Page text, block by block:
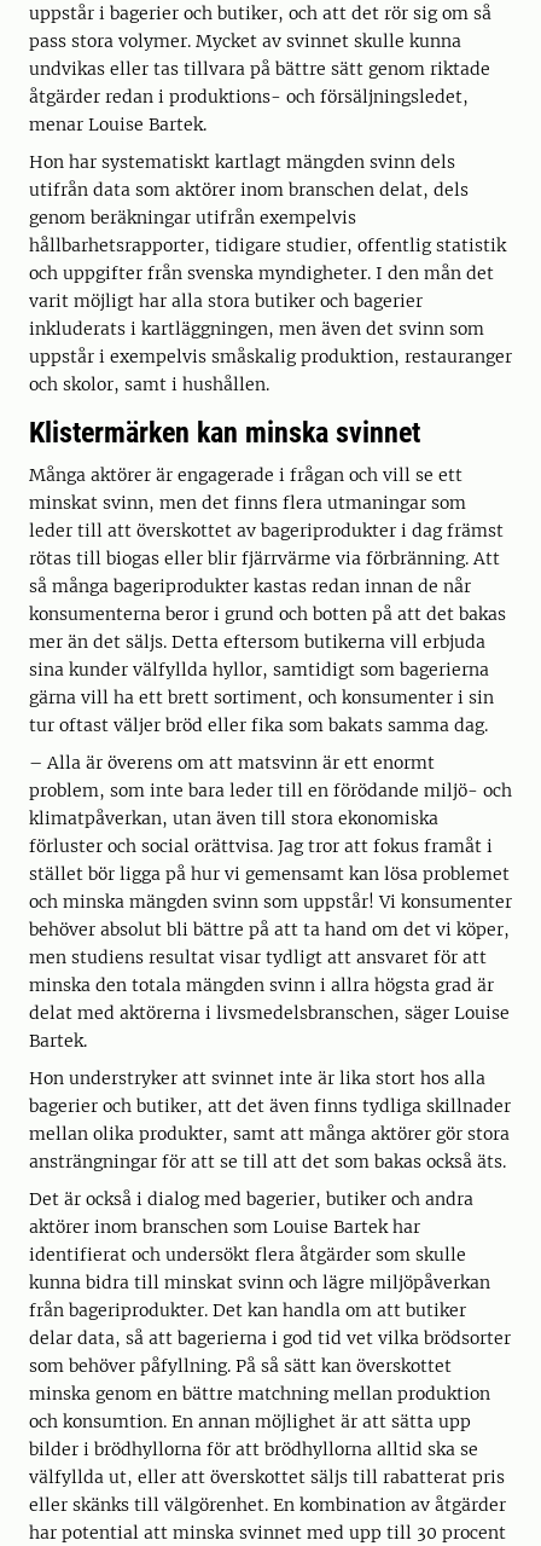
uppstår i bagerier och butiker, och att det rör sig om så
pass stora volymer. Mycket av svinnet skulle kunna
undvikas eller tas tillvara på bättre sätt genom riktade
åtgärder redan i produktions- och försäljningsledet,
menar Louise Bartek.
Hon har systematiskt kartlagt mängden svinn dels
utifrån data som aktörer inom branschen delat, dels
genom beräkningar utifrån exempelvis
hållbarhetsrapporter, tidigare studier, offentlig statistik
och uppgifter från svenska myndigheter. I den mån det
varit möjligt har alla stora butiker och bagerier
inkluderats i kartläggningen, men även det svinn som
uppstår i exempelvis småskalig produktion, restauranger
och skolor, samt i hushållen.
Klistermärken kan minska svinnet
Många aktörer är engagerade i frågan och vill se ett
minskat svinn, men det finns flera utmaningar som
leder till att överskottet av bageriprodukter i dag främst
rötas till biogas eller blir fjärrvärme via förbränning. Att
så många bageriprodukter kastas redan innan de når
konsumenterna beror i grund och botten på att det bakas
mer än det säljs. Detta eftersom butikerna vill erbjuda
sina kunder välfyllda hyllor, samtidigt som bagerierna
gärna vill ha ett brett sortiment, och konsumenter i sin
tur oftast väljer bröd eller fika som bakats samma dag.
– Alla är överens om att matsvinn är ett enormt
problem, som inte bara leder till en förödande miljö- och
klimatpåverkan, utan även till stora ekonomiska
förluster och social orättvisa. Jag tror att fokus framåt i
stället bör ligga på hur vi gemensamt kan lösa problemet
och minska mängden svinn som uppstår! Vi konsumenter
behöver absolut bli bättre på att ta hand om det vi köper,
men studiens resultat visar tydligt att ansvaret för att
minska den totala mängden svinn i allra högsta grad är
delat med aktörerna i livsmedelsbranschen, säger Louise
Bartek.
Hon understryker att svinnet inte är lika stort hos alla
bagerier och butiker, att det även finns tydliga skillnader
mellan olika produkter, samt att många aktörer gör stora
ansträngningar för att se till att det som bakas också äts.
Det är också i dialog med bagerier, butiker och andra
aktörer inom branschen som Louise Bartek har
identifierat och undersökt flera åtgärder som skulle
kunna bidra till minskat svinn och lägre miljöpåverkan
från bageriprodukter. Det kan handla om att butiker
delar data, så att bagerierna i god tid vet vilka brödsorter
som behöver påfyllning. På så sätt kan överskottet
minska genom en bättre matchning mellan produktion
och konsumtion. En annan möjlighet är att sätta upp
bilder i brödhyllorna för att brödhyllorna alltid ska se
välfyllda ut, eller att överskottet säljs till rabatterat pris
eller skänks till välgörenhet. En kombination av åtgärder
har potential att minska svinnet med upp till 30 procent